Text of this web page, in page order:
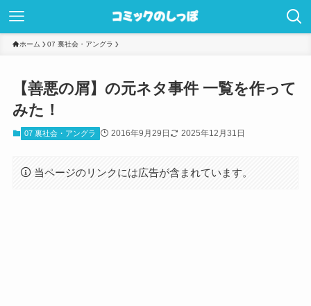
ホーム 07 裏社会・アングラ
【善悪の屑】の元ネタ事件 一覧を作って
みた！
07 裏社会・アングラ 2016年9月29日 2025年12月31日
当ページのリンクには広告が含まれています。